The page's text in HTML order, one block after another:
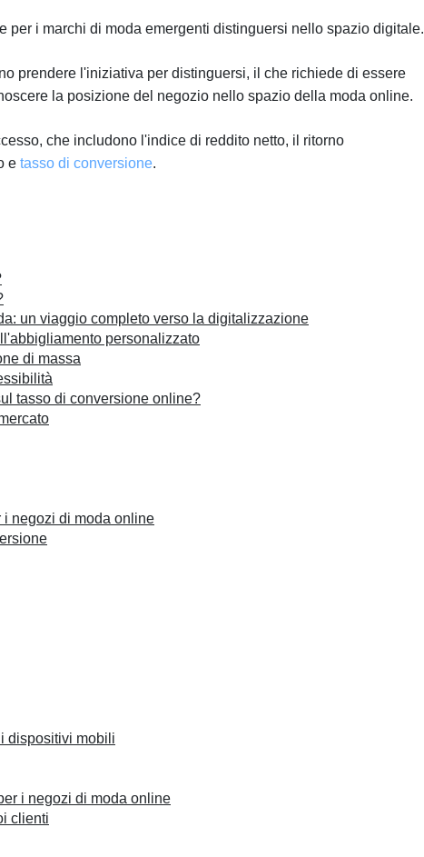
per i marchi di moda emergenti distinguersi nello spazio digitale.
prendere l'iniziativa per distinguersi, il che richiede di essere
la posizione del negozio nello spazio della moda online.
che includono l'indice di reddito netto, il ritorno
e tasso di conversione.
un viaggio completo verso la digitalizzazione
personalizzato
di massa
tasso di conversione online?
i negozi di moda online
dispositivi mobili
i negozi di moda online
clienti